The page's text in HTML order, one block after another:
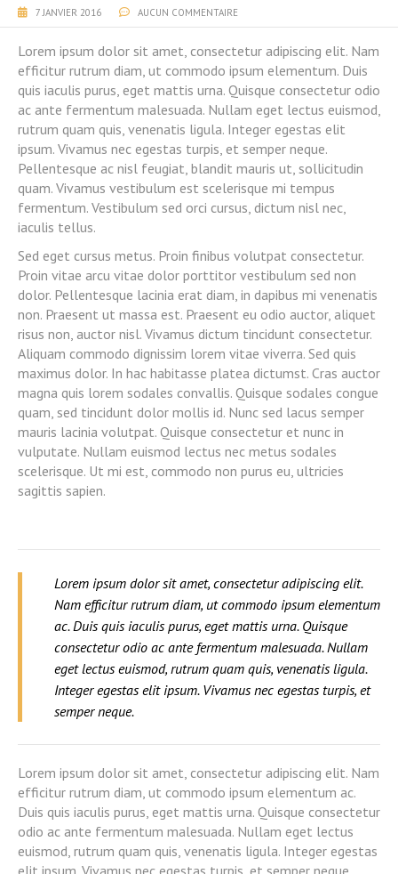
7 JANVIER 2016 AUCUN COMMENTAIRE
Lorem ipsum dolor sit amet, consectetur adipiscing elit. Nam
efficitur rutrum diam, ut commodo ipsum elementum. Duis
quis iaculis purus, eget mattis urna. Quisque consectetur odio
ac ante fermentum malesuada. Nullam eget lectus euismod,
rutrum quam quis, venenatis ligula. Integer egestas elit
ipsum. Vivamus nec egestas turpis, et semper neque.
Pellentesque ac nisl feugiat, blandit mauris ut, sollicitudin
quam. Vivamus vestibulum est scelerisque mi tempus
fermentum. Vestibulum sed orci cursus, dictum nisl nec,
iaculis tellus.
Sed eget cursus metus. Proin finibus volutpat consectetur.
Proin vitae arcu vitae dolor porttitor vestibulum sed non
dolor. Pellentesque lacinia erat diam, in dapibus mi venenatis
non. Praesent ut massa est. Praesent eu odio auctor, aliquet
risus non, auctor nisl. Vivamus dictum tincidunt consectetur.
Aliquam commodo dignissim lorem vitae viverra. Sed quis
maximus dolor. In hac habitasse platea dictumst. Cras auctor
magna quis lorem sodales convallis. Quisque sodales congue
quam, sed tincidunt dolor mollis id. Nunc sed lacus semper
mauris lacinia volutpat. Quisque consectetur et nunc in
vulputate. Nullam euismod lectus nec metus sodales
scelerisque. Ut mi est, commodo non purus eu, ultricies
sagittis sapien.
Lorem ipsum dolor sit amet, consectetur adipiscing elit.
Nam efficitur rutrum diam, ut commodo ipsum elementum
ac. Duis quis iaculis purus, eget mattis urna. Quisque
consectetur odio ac ante fermentum malesuada. Nullam
eget lectus euismod, rutrum quam quis, venenatis ligula.
Integer egestas elit ipsum. Vivamus nec egestas turpis, et
semper neque.
Lorem ipsum dolor sit amet, consectetur adipiscing elit. Nam
efficitur rutrum diam, ut commodo ipsum elementum ac.
Duis quis iaculis purus, eget mattis urna. Quisque consectetur
odio ac ante fermentum malesuada. Nullam eget lectus
euismod, rutrum quam quis, venenatis ligula. Integer egestas
elit ipsum. Vivamus nec egestas turpis, et semper neque.